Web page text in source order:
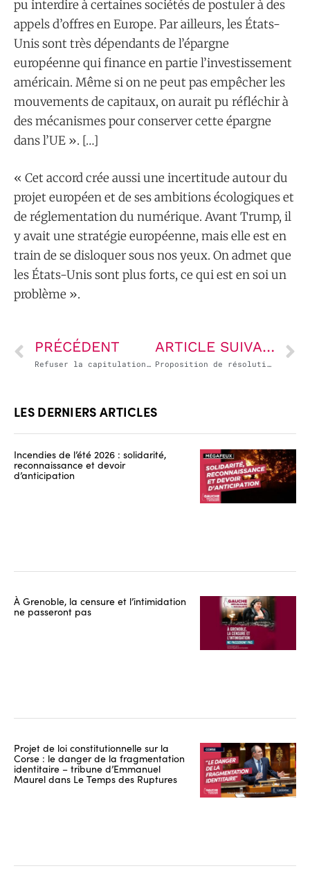
pu interdire à certaines sociétés de postuler à des
appels d’offres en Europe. Par ailleurs, les États-
Unis sont très dépendants de l’épargne
européenne qui finance en partie l’investissement
américain. Même si on ne peut pas empêcher les
mouvements de capitaux, on aurait pu réfléchir à
des mécanismes pour conserver cette épargne
dans l’UE ». […]
« Cet accord crée aussi une incertitude autour du
projet européen et de ses ambitions écologiques et
de réglementation du numérique. Avant Trump, il
y avait une stratégie européenne, mais elle est en
train de se disloquer sous nos yeux. On admet que
les États-Unis sont plus forts, ce qui est en soi un
problème ».
PRÉCÉDENT
Refuser la capitulation de la commission européenne face aux Etats-Unis
ARTICLE SUIVANT
Proposition de résolution européenne visant à rejeter le projet d’accord commercial entre l’Union européenne et les États-Unis
LES DERNIERS ARTICLES
Incendies de l’été 2026 : solidarité,
reconnaissance et devoir
d’anticipation
À Grenoble, la censure et l’intimidation
ne passeront pas
Projet de loi constitutionnelle sur la
Corse : le danger de la fragmentation
identitaire – tribune d’Emmanuel
Maurel dans Le Temps des Ruptures